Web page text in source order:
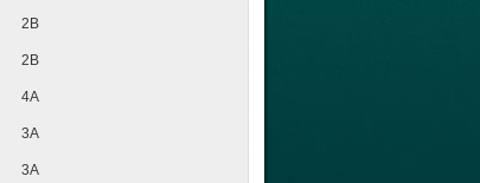
2B
2B
4A
3A
3A